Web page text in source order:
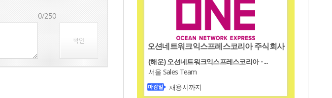
0/250
확인